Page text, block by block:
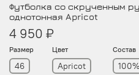
Футболка со скрученным
однотонная Apricot
4 950 ₽
Размер
46
Цвет
Apricot
Состав